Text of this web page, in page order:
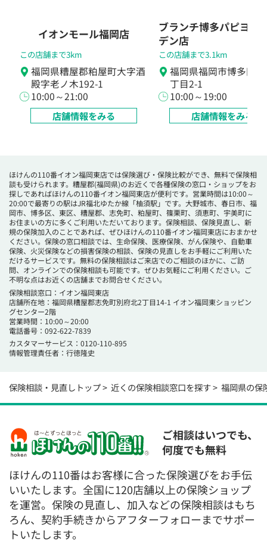
イオンモール福岡店
この店舗まで3km
福岡県糟屋郡粕屋町大字酒
殿字老ノ木192-1
10:00～21:00
店舗情報をみる
ブランチ博多パピヨン
デン店
この店舗まで3.1km
福岡県福岡市博多区
丁目2-1
10:00～19:00
店舗情報をみる
ほけんの110番イオン福岡東店では保険選び・保険比較ができ、無料で保険相
談も受けられます。糟屋郡(福岡県)のお近くで各種保険の窓口・ショップをお
探しであればほけんの110番イオン福岡東店が便利です。営業時間は10:00～
20:00で最寄りの駅はJR福北ゆたか線「柚須駅」です。大野城市、春日市、福
岡市、博多区、東区、糟屋郡、志免町、粕屋町、篠栗町、須恵町、宇美町に
お住まいの方に多くご利用いただいております。保険相談、保険見直し、新
規の保険加入のことであれば、ぜひほけんの110番イオン福岡東店におまかせ
ください。保険の窓口相談では、生命保険、医療保険、がん保険や、自動車
保険、火災保険などの損害保険の相談、保険の見直しをお手軽にご利用いた
だけるサービスです。無料の保険相談はご来店でのご相談のほかに、ご訪
問、オンラインでの保険相談も可能です。ぜひお気軽にご利用ください。ご
不明な点はお近くの店舗までお問合せください。
保険相談窓口：イオン福岡東店
店舗所在地：福岡県糟屋郡志免町別府北2丁目14-1 イオン福岡東ショッピン
グセンター2階
営業時間：10:00～20:00
電話番号：092-622-7839
カスタマーサービス：0120-110-895
情報管理責任者：行徳隆史
保険相談・見直しトップ 近くの保険相談窓口を探す 福岡県の保
ご相談はいつでも、
何度でも無料
ほけんの110番はお客様に合った保険選びをお手伝
いいたします。全国に120店舗以上の保険ショップ
を運営。保険の見直し、加入などの保険相談はもち
ろん、契約手続きからアフターフォローまでサポー
トいたします。